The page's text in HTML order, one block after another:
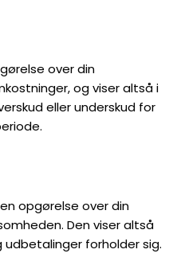
over din
og viser altså i
eller underskud for
opgørelse over din
Den viser altså
forholder sig.